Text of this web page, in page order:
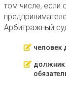
том числе, если
Арбитражный
человек
должник